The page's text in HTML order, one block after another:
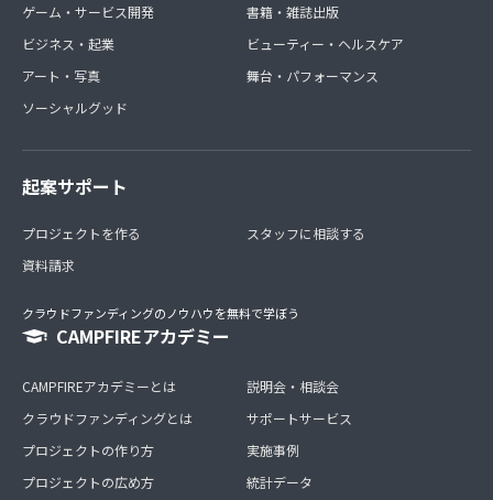
ゲーム・サービス開発
ビジネス・起業
アート・写真
ソーシャルグッド
書籍・雑誌出版
ビューティー・ヘルスケア
舞台・パフォーマンス
起案サポート
プロジェクトを作る
資料請求
スタッフに相談する
クラウドファンディングのノウハウを無料で学ぼう
CAMPFIREアカデミー
CAMPFIREアカデミーとは
クラウドファンディングとは
プロジェクトの作り方
プロジェクトの広め方
説明会・相談会
サポートサービス
実施事例
統計データ